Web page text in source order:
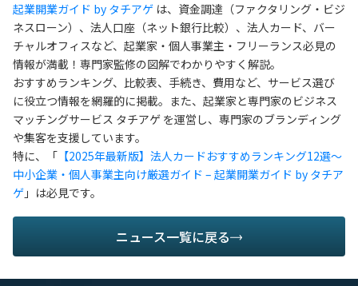
起業開業ガイド by タチアゲ は、資金調達（ファクタリング・ビジ
ネスローン）、法人口座（ネット銀行比較）、法人カード、バー
チャルオフィスなど、起業家・個人事業主・フリーランス必見の
情報が満載！専門家監修の図解でわかりやすく解説。
おすすめランキング、比較表、手続き、費用など、サービス選び
に役立つ情報を網羅的に掲載。また、起業家と専門家のビジネス
マッチングサービス タチアゲ を運営し、専門家のブランディング
や集客を支援しています。
特に、「 【2025年最新版】法人カードおすすめランキング12選～
中小企業・個人事業主向け厳選ガイド – 起業開業ガイド by タチア
ゲ 」は必見です。
ニュース一覧に戻る